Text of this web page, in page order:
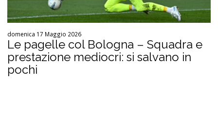
domenica 17 Maggio 2026
Le pagelle col Bologna – Squadra e
prestazione mediocri: si salvano in
pochi